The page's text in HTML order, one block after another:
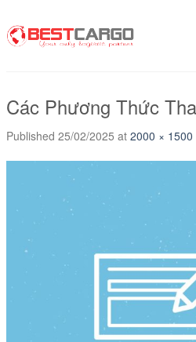
Các Phương Thức
Published 25/02/2025 at 2000 × 1500